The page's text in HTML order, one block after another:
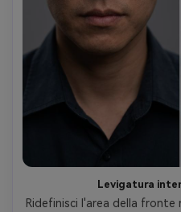
Levigatura
Ridefinisci l'area della